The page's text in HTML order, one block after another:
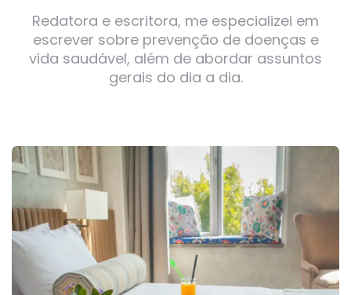
Redatora e escritora, me especializei em
escrever sobre prevenção de doenças e
vida saudável, além de abordar assuntos
gerais do dia a dia.